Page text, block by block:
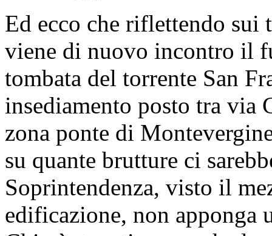
Ed ecco che riflettendo
viene di nuovo incontro il
tombata del torrente San
insediamento posto tra via
zona ponte di
su quante brutture ci
Soprintendenza, visto il
edificazione, non